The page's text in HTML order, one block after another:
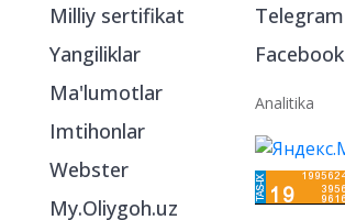
Milliy sertifikat
Yangiliklar
Ma'lumotlar
Imtihonlar
Webster
My.Oliygoh.uz
Telegram
Facebook
Analitika